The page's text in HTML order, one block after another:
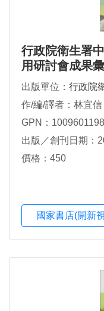
行政院衛生署
用研討會成果
出版單位： 行政院
作/編/譯者：林宜信
GPN：1009601198
出版／創刊日期：
價格：450
國家書店(開新